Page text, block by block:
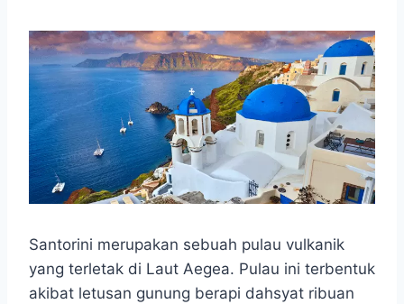
Santorini merupakan sebuah pulau vulkanik
yang terletak di Laut Aegea. Pulau ini terbentuk
akibat letusan gunung berapi dahsyat ribuan